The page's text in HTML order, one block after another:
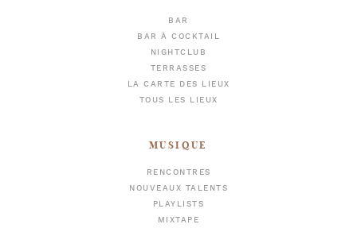
BAR
BAR À COCKTAIL
NIGHTCLUB
TERRASSES
LA CARTE DES LIEUX
TOUS LES LIEUX
MUSIQUE
RENCONTRES
NOUVEAUX TALENTS
PLAYLISTS
MIXTAPE